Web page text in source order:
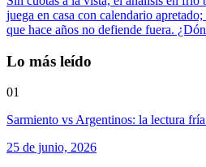
juega en casa con calendario
que hace años no defiende fuera.
Lo más leído
01
Sarmiento vs Argentinos: la lectura
25 de junio, 2026